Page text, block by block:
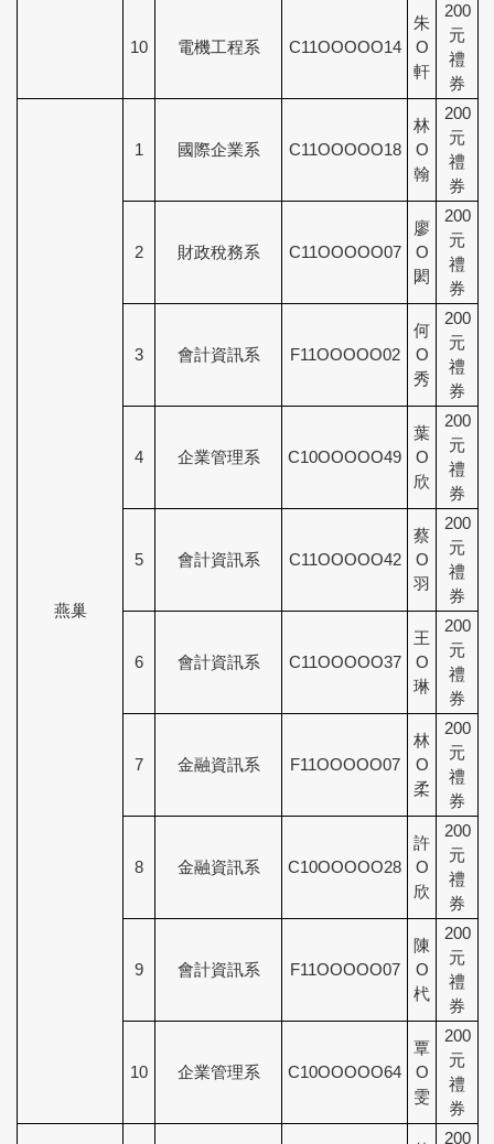
10 電機工程系 C11OOOOO14
朱
O
軒
200
元
禮
券
燕巢
1 國際企業系 C11OOOOO18
林
O
翰
200
元
禮
券
2 財政稅務系 C11OOOOO07
廖
O
閎
200
元
禮
券
3 會計資訊系 F11OOOOO02
何
O
秀
200
元
禮
券
4 企業管理系 C10OOOOO49
葉
O
欣
200
元
禮
券
5 會計資訊系 C11OOOOO42
蔡
O
羽
200
元
禮
券
6 會計資訊系 C11OOOOO37
王
O
琳
200
元
禮
券
7 金融資訊系 F11OOOOO07
林
O
柔
200
元
禮
券
8 金融資訊系 C10OOOOO28
許
O
欣
200
元
禮
券
9 會計資訊系 F11OOOOO07
陳
O
杙
200
元
禮
券
10 企業管理系 C10OOOOO64
覃
O
雯
200
元
禮
券
200